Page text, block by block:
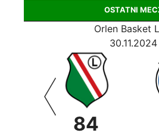
OSTATNI
Orlen Basket
30.11.2024
84